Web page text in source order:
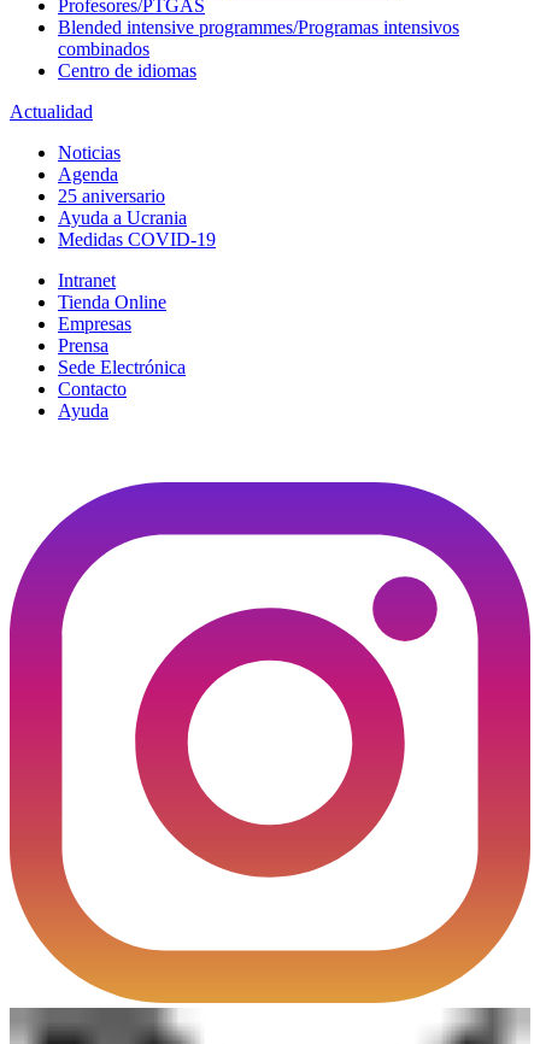
Profesores/PTGAS
Blended intensive programmes/Programas intensivos
combinados
Centro de idiomas
Actualidad
Noticias
Agenda
25 aniversario
Ayuda a Ucrania
Medidas COVID-19
Intranet
Tienda Online
Empresas
Prensa
Sede Electrónica
Contacto
Ayuda